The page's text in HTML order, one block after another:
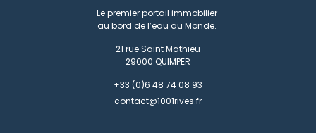
Le premier portail immobilier
au bord de l’eau au Monde.
21 rue Saint Mathieu
29000 QUIMPER
+33 (0)6 48 74 08 93
contact@1001rives.fr